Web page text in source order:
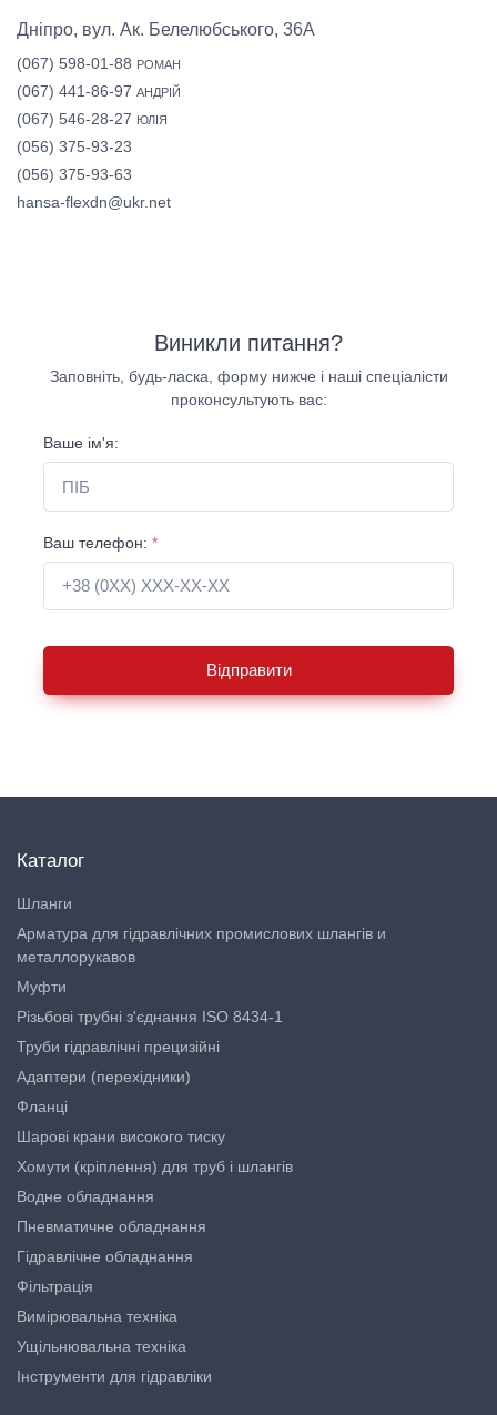
Дніпро, вул. Ак. Белелюбського, 36А
(067) 598-01-88 РОМАН
(067) 441-86-97 АНДРІЙ
(067) 546-28-27 ЮЛІЯ
(056) 375-93-23
(056) 375-93-63
hansa-flexdn@ukr.net
Виникли питання?
Заповніть, будь-ласка, форму нижче і наші спеціалісти
проконсультують вас:
Ваше ім'я:
Ваш телефон: *
Відправити
Каталог
Шланги
Арматура для гідравлічних промислових шлангів и
металлорукавов
Муфти
Різьбові трубні з'єднання ISO 8434-1
Труби гідравлічні прецизійні
Адаптери (перехідники)
Фланці
Шарові крани високого тиску
Хомути (кріплення) для труб і шлангів
Водне обладнання
Пневматичне обладнання
Гідравлічне обладнання
Фільтрація
Вимірювальна техніка
Ущільнювальна техніка
Інструменти для гідравліки